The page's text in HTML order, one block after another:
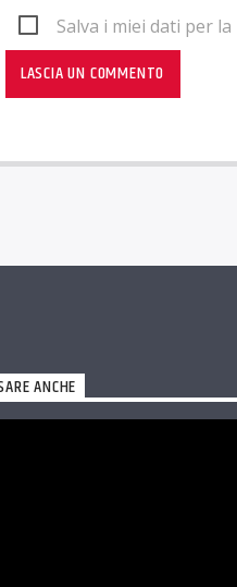
Salva i miei dati per
ANCHE